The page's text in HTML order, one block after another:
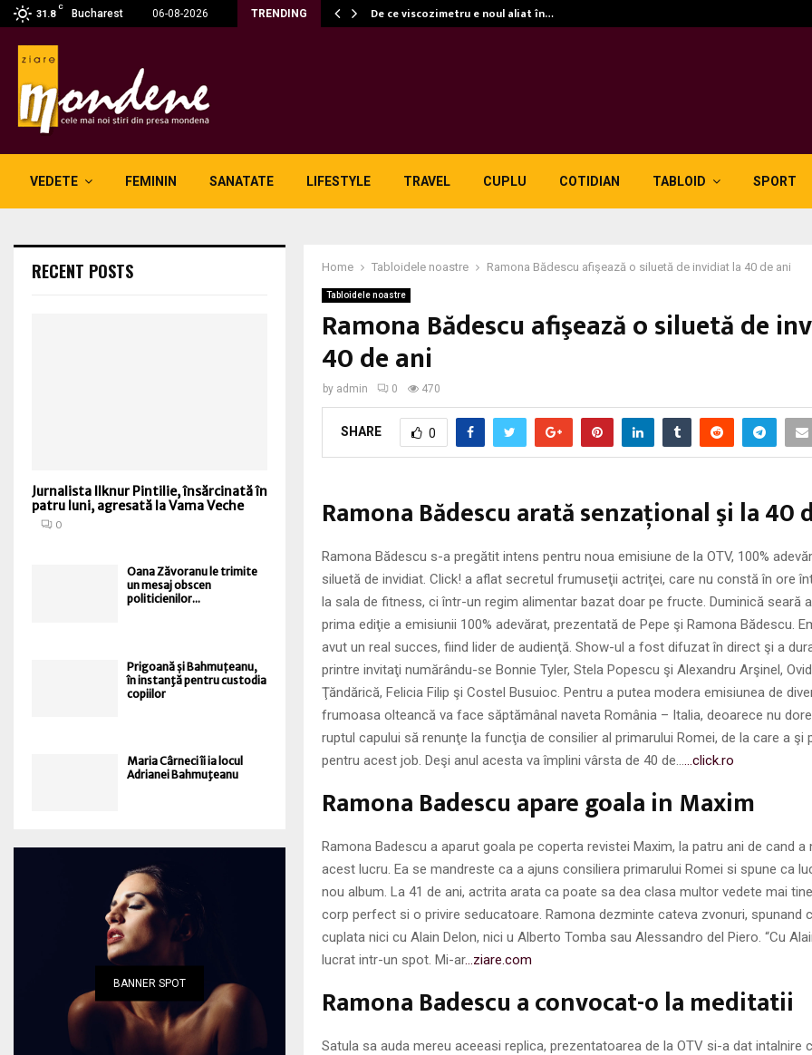
31.8
C
Bucharest 06-08-2026 TRENDING
fum: unde se potrivesc… De ce viscozimetru e noul aliat în…
VEDETE FEMININ SANATATE LIFESTYLE TRAVEL CUPLU COTIDIAN TABLOID SPORT
Home Tabloidele noastre Ramona Bădescu afişează o siluetă de invidiat la 40 de ani
Tabloidele noastre
Ramona Bădescu afişează o siluetă de
40 de ani
by admin 0 470
SHARE 0
Ramona Bădescu arată senzaţional şi la 40
Ramona Bădescu s-a pregătit intens pentru noua emisiune de la OTV, 100%
siluetă de invidiat. Click! a aflat secretul frumuseţii actriţei, care nu constă în ore
la sala de fitness, ci într-un regim alimentar bazat doar pe fructe. Duminică seară
prima ediţie a emisiunii 100% adevărat, prezentată de Pepe şi Ramona Bădescu.
avut un real succes, fiind lider de audienţă. Show-ul a fost difuzat în direct şi a
printre invitaţi numărându-se Bonnie Tyler, Stela Popescu şi Alexandru Arşinel,
Ţăndărică, Felicia Filip şi Costel Busuioc. Pentru a putea modera emisiunea de
frumoasa olteancă va face săptămânal naveta România – Italia, deoarece nu
ruptul capului să renunţe la funcţia de consilier al primarului Romei, de la care a şi
pentru acest job. Deşi anul acesta va împlini vârsta de 40 de…
…click.ro
Ramona Badescu apare goala in Maxim
Ramona Badescu a aparut goala pe coperta revistei Maxim, la patru ani de cand
acest lucru. Ea se mandreste ca a ajuns consiliera primarului Romei si spune ca
nou album. La 41 de ani, actrita arata ca poate sa dea clasa multor vedete mai
corp perfect si o privire seducatoare. Ramona dezminte cateva zvonuri, spunand
cuplata nici cu Alain Delon, nici u Alberto Tomba sau Alessandro del Piero. “Cu
lucrat intr-un spot. Mi-ar…ziare.com
Ramona Badescu a convocat-o la meditatii
Satula sa auda mereu aceeasi replica, prezentatoarea de la OTV si-a dat intalnire
RECENT POSTS
Jurnalista Ilknur Pintilie, însărcinată în
patru luni, agresată la Vama Veche
0
Oana Zăvoranu le trimite
un mesaj obscen
politicienilor...
Prigoană și Bahmuțeanu,
în instanţă pentru custodia
copiilor
Maria Cârneci îi ia locul
Adrianei Bahmuţeanu
BANNER SPOT